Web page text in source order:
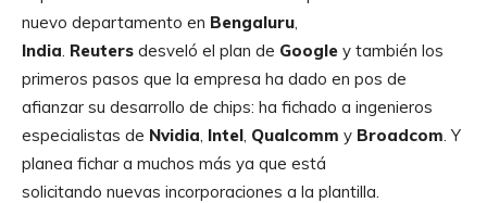
nuevo departamento en Bengaluru
India Reuters desveló el plan de Google y también los
primeros pasos que la empresa ha dado en pos de
afianzar su desarrollo de chips: ha fichado a ingenieros
especialistas de Nvidia Intel Qualcomm y Broadcom . Y
planea fichar a muchos más ya que está
solicitando nuevas incorporaciones a la plantilla.